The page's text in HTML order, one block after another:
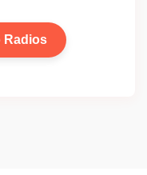
Radios